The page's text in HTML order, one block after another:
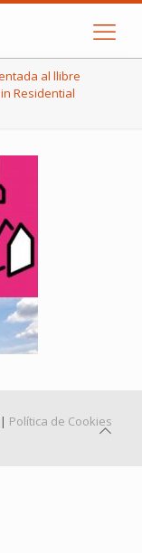
al llibre
Residential
| Política de Cookies